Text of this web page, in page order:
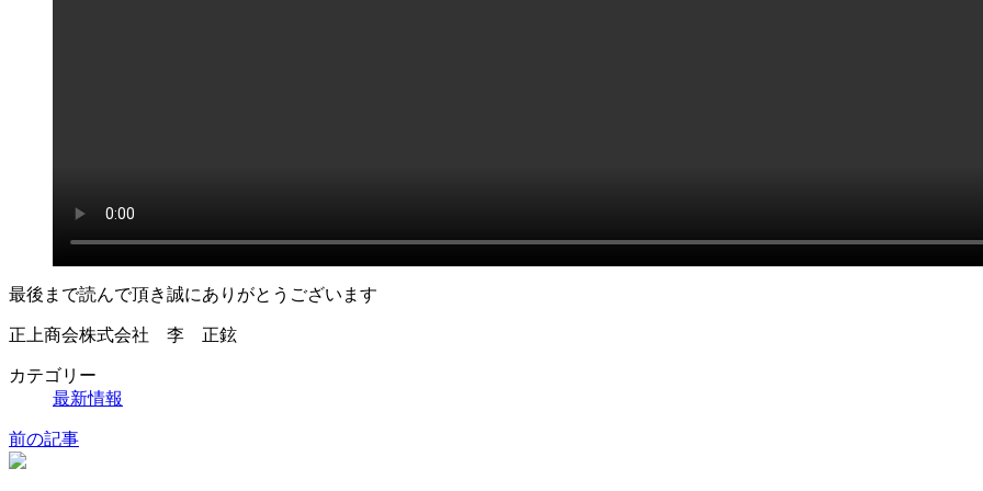
最後まで読んで頂き誠にありがとうございます
正上商会株式会社 李 正鉉
カテゴリー
最新情報
前の記事